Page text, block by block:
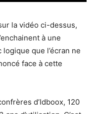
la vidéo ci-dessus,
à une
que l’écran ne
face à cette
d’Idboox, 120